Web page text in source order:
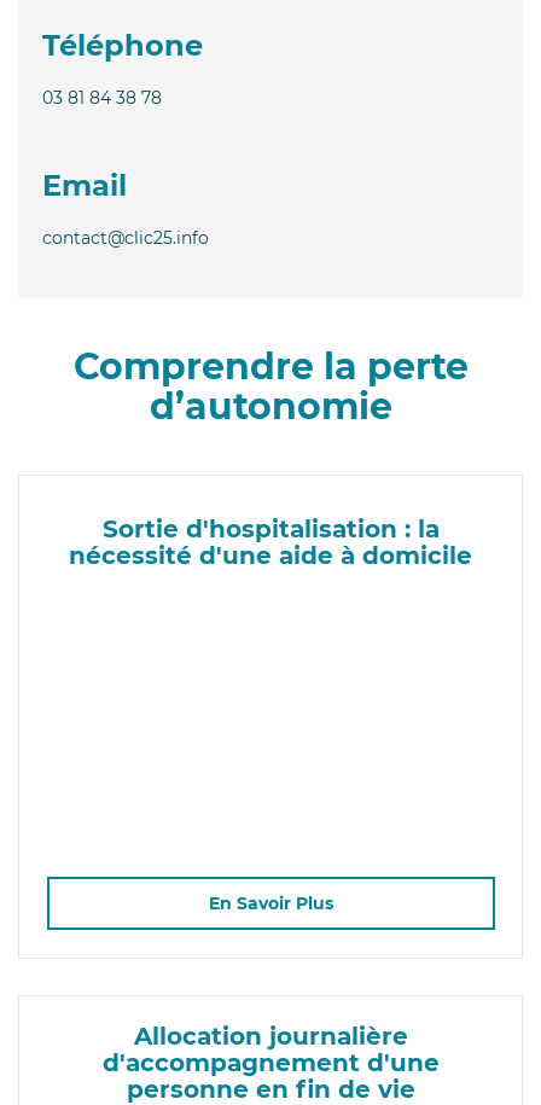
Téléphone
03 81 84 38 78
Email
contact@clic25.info
Comprendre la perte
d’autonomie
Sortie d'hospitalisation : la
nécessité d'une aide à domicile
En Savoir Plus
Allocation journalière
d'accompagnement d'une
personne en fin de vie